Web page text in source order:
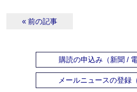
« 前の記事
購読の申込み（新聞 / 電
メールニュースの登録